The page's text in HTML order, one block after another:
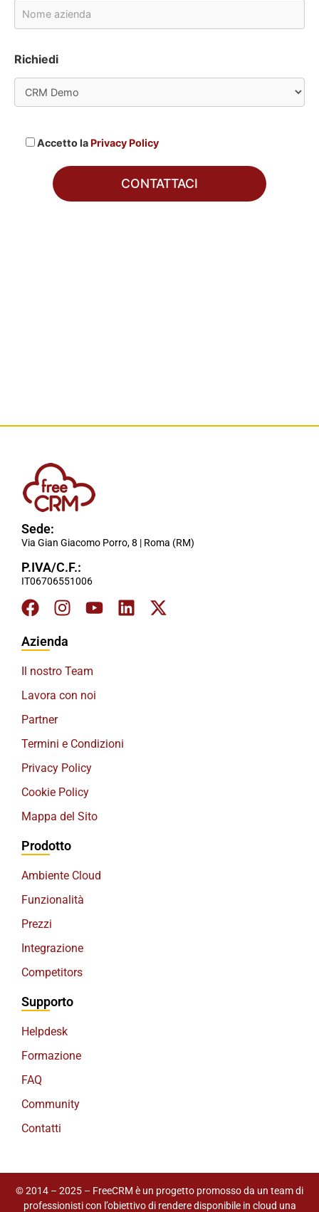
Richiedi
Accetto la Privacy Policy
Sede:
Via Gian Giacomo Porro, 8 | Roma (RM)
P.IVA/C.F.:
IT06706551006
Azienda
Il nostro Team
Lavora con noi
Partner
Termini e Condizioni
Privacy Policy
Cookie Policy
Mappa del Sito
Prodotto
Ambiente Cloud
Funzionalità
Prezzi
Integrazione
Competitors
Supporto
Helpdesk
Formazione
FAQ
Community
Contatti
© 2014 – 2025 – FreeCRM è un progetto promosso da un team di
professionisti con l’obiettivo di rendere disponibile in cloud una